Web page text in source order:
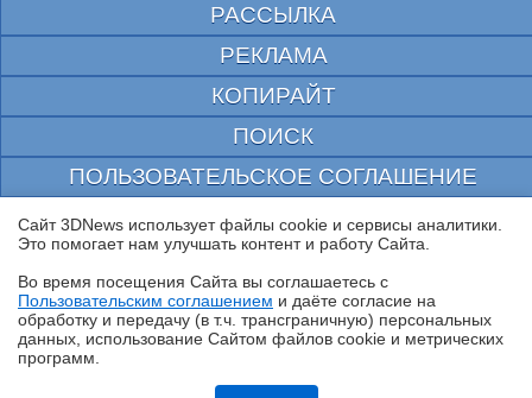
Обзор и тест системы жидкостного охлаждения DeepCool LT360 Vision
РАССЫЛКА
РЕКЛАМА
КОПИРАЙТ
ПОИСК
ПОЛЬЗОВАТЕЛЬСКОЕ СОГЛАШЕНИЕ
ЗАЩИЩЕНО CURATOR
© 1997—2026 Электронное периодическое издание "3ДНьюс" | Свидетельство о
выдано Федеральной Службой по надзору за соблюдением законодательства в сфере
массовых коммуникаций и охране культурного наследия
При цитировании документа ссылка на сайт с указанием автора обязательна. Полное
заимствование документа является нарушением
российского и международного законодательства и возможно только с согласия
Сайт 3DNews использует файлы cookie и сервисы аналитики.
Это помогает нам улучшать контент и работу Cайта.
Во время посещения Cайта вы соглашаетесь с
Пользовательским соглашением и даёте согласие на
обработку и передачу (в т.ч. трансграничную) персональных
данных, использование Cайтом файлов cookie и метрических
программ.